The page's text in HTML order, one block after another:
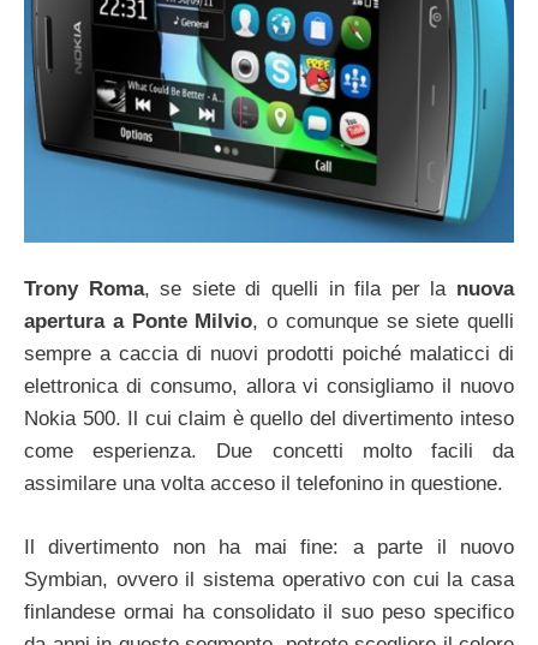
Trony Roma, se siete di quelli in fila per la nuova
apertura a Ponte Milvio, o comunque se siete quelli
sempre a caccia di nuovi prodotti poiché malaticci di
elettronica di consumo, allora vi consigliamo il nuovo
Nokia 500. Il cui claim è quello del divertimento inteso
come esperienza. Due concetti molto facili da
assimilare una volta acceso il telefonino in questione.
Il divertimento non ha mai fine: a parte il nuovo
Symbian, ovvero il sistema operativo con cui la casa
finlandese ormai ha consolidato il suo peso specifico